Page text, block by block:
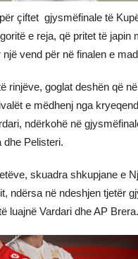
çiftet gjysmëfinale të
e reja, që pritet të japin
vend për në finalen e
rinjëve, goglat deshën që
e mëdhenj nga
ndërkohë në
dhe Pelisteri.
skuadra shkupjane e
ndërsa në ndeshjen tjetër
luajnë Vardari dhe AP Brera.